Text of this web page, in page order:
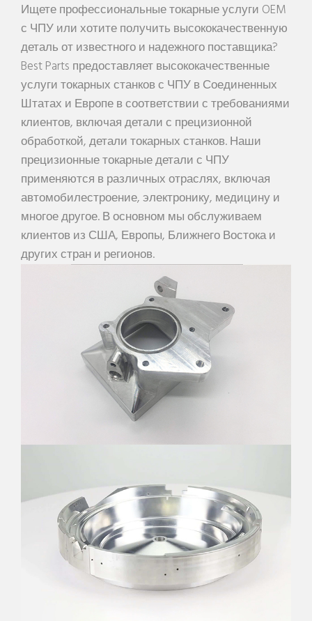
Ищете профессиональные токарные услуги OEM
с ЧПУ или хотите получить высококачественную
деталь от известного и надежного поставщика?
Best Parts предоставляет высококачественные
услуги токарных станков с ЧПУ в Соединенных
Штатах и Европе в соответствии с требованиями
клиентов, включая детали с прецизионной
обработкой, детали токарных станков. Наши
прецизионные токарные детали с ЧПУ
применяются в различных отраслях, включая
автомобилестроение, электронику, медицину и
многое другое. В основном мы обслуживаем
клиентов из США, Европы, Ближнего Востока и
других стран и регионов.